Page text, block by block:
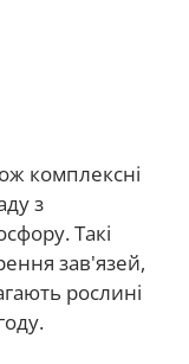
комплексні
з
Такі
зав'язей,
рослині